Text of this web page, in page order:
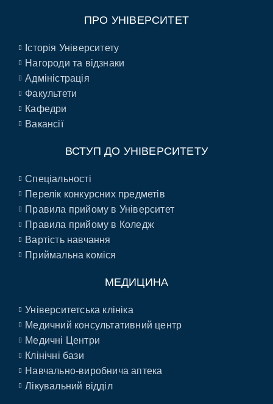
ПРО УНІВЕРСИТЕТ
Історія Університету
Нагороди та відзнаки
Адміністрація
Факультети
Кафедри
Вакансії
ВСТУП ДО УНІВЕРСИТЕТУ
Спеціальності
Перелік конкурсних предметів
Правила прийому в Університет
Правила прийому в Коледж
Вартість навчання
Приймальна коміся
МЕДИЦИНА
Університетська клініка
Медичний консультативний центр
Медичні Центри
Клінічні бази
Навчально-виробнича аптека
Лікувальний відділ